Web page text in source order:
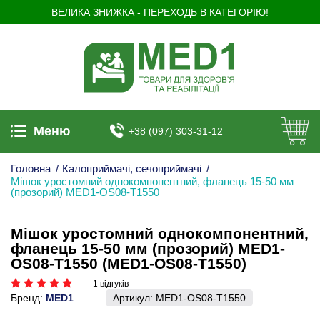
ВЕЛИКА ЗНИЖКА - ПЕРЕХОДЬ В КАТЕГОРІЮ!
Меню +38 (097) 303-31-12
Головна / Калоприймачі, сечоприймачі /
Мішок уростомний однокомпонентний, фланець 15-50 мм
(прозорий) MED1-OS08-T1550
Мішок уростомний однокомпонентний,
фланець 15-50 мм (прозорий) MED1-
OS08-T1550 (MED1-OS08-T1550)
1 відгуків
Бренд: MED1 Артикул: MED1-OS08-T1550